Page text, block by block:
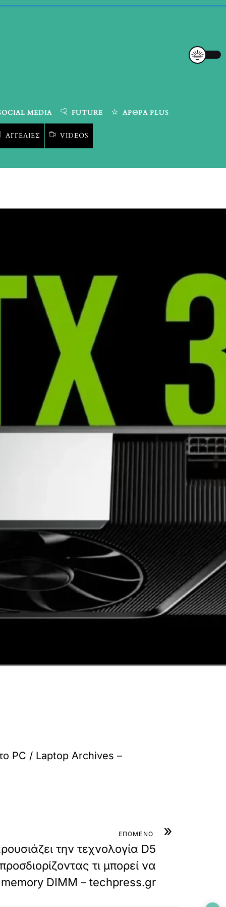
MEDIA FUTURE ΆΡΘΡΑ PLUS
ΑΓΓΕΛΊΕΣ VIDEOS
PC / Laptop Archives –
»
ΕΠΟΜΕΝΟ
την τεχνολογία D5
τι μπορεί να
memory DIMM – techpress.gr